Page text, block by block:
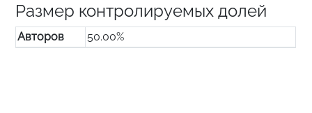
Размер контролируемых долей
Авторов 50.00%